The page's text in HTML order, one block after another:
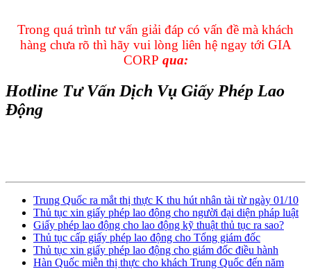
Trong quá trình tư vấn giải đáp có vấn đề mà khách
hàng chưa rõ thì hãy vui lòng liên hệ ngay tới GIA
CORP qua:
Hotline Tư Vấn Dịch Vụ Giấy Phép Lao
Động
Trung Quốc ra mắt thị thực K thu hút nhân tài từ ngày 01/10
Thủ tục xin giấy phép lao động cho người đại diện pháp luật
Giấy phép lao động cho lao động kỹ thuật thủ tục ra sao?
Thủ tục cấp giấy phép lao động cho Tổng giám đốc
Thủ tục xin giấy phép lao động cho giám đốc điều hành
Hàn Quốc miễn thị thực cho khách Trung Quốc đến năm